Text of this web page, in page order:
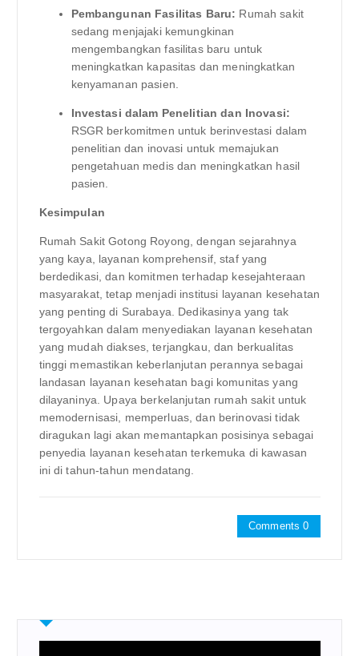
Pembangunan Fasilitas Baru: Rumah sakit
sedang menjajaki kemungkinan
mengembangkan fasilitas baru untuk
meningkatkan kapasitas dan meningkatkan
kenyamanan pasien.
Investasi dalam Penelitian dan Inovasi:
RSGR berkomitmen untuk berinvestasi dalam
penelitian dan inovasi untuk memajukan
pengetahuan medis dan meningkatkan hasil
pasien.
Kesimpulan
Rumah Sakit Gotong Royong, dengan sejarahnya
yang kaya, layanan komprehensif, staf yang
berdedikasi, dan komitmen terhadap kesejahteraan
masyarakat, tetap menjadi institusi layanan kesehatan
yang penting di Surabaya. Dedikasinya yang tak
tergoyahkan dalam menyediakan layanan kesehatan
yang mudah diakses, terjangkau, dan berkualitas
tinggi memastikan keberlanjutan perannya sebagai
landasan layanan kesehatan bagi komunitas yang
dilayaninya. Upaya berkelanjutan rumah sakit untuk
memodernisasi, memperluas, dan berinovasi tidak
diragukan lagi akan memantapkan posisinya sebagai
penyedia layanan kesehatan terkemuka di kawasan
ini di tahun-tahun mendatang.
Comments 0